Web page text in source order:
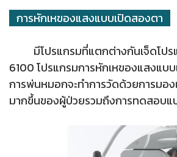
การหักเหของแสงแบบเปิดสองตา
มีโปรแกรมที่แตกต่างกันเจ็ดโปร
6100 โปรแกรมการหักเหของแสงแบ
การพ่นหมอกจะทำการวัดด้วยการมอง
มากขึ้นของผู้ป่วยรวมถึงการทดสอบแ